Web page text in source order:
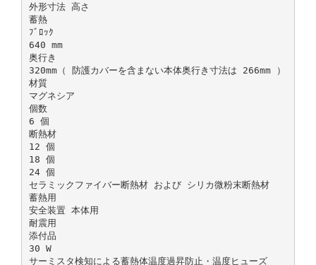
外形寸法 高さ
蓄熱
ﾌﾞﾛｯｸ
640 mm
奥行き
320mm（ 防護カバーを含まない本体奥行き寸法は 266mm ）
材質
マグネシア
個数
6 個
断熱材
12 個
18 個
24 個
セラミックファイバー断熱材 および シリカ微粉末断熱材
蓄熱用
安全装置 本体用
耐震用
添付品
30 W
サーミスタ検知による蓄熱体温度過昇防止・温度ヒューズ